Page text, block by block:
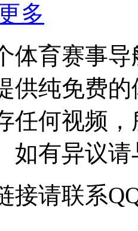
多
体育赛事
供纯免费
任何视频
如有异议
接请联系